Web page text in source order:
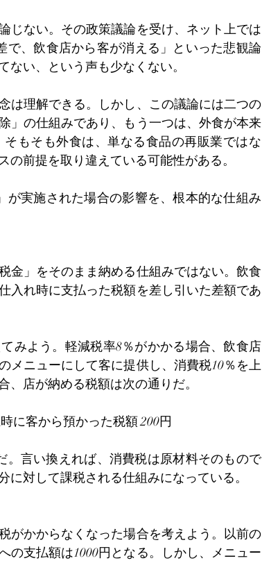
じない。その政策議論を受け、ネット上では
で、飲食店から客が消える」といった悲観論
い、という声も少なくない。
は理解できる。しかし、この議論には二つの
」の仕組みであり、もう一つは、外食が本来
もそも外食は、単なる食品の再販業ではな
前提を取り違えている可能性がある。
が実施された場合の影響を、根本的な仕組み
金」をそのまま納める仕組みではない。飲食
入れ時に支払った税額を差し引いた差額であ
みよう。軽減税率8％がかかる場合、飲食店
メニューにして客に提供し、消費税10％を上
、店が納める税額は次の通りだ。
に客から預かった税額 200円
。言い換えれば、消費税は原材料そのもので
対して課税される仕組みになっている。
がかからなくなった場合を考えよう。以前の
の支払額は1000円となる。しかし、メニュー